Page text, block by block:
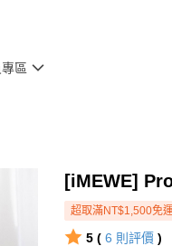
區
[iMEWE]
超取滿NT$1,500免
5 ( 6 則評價 )